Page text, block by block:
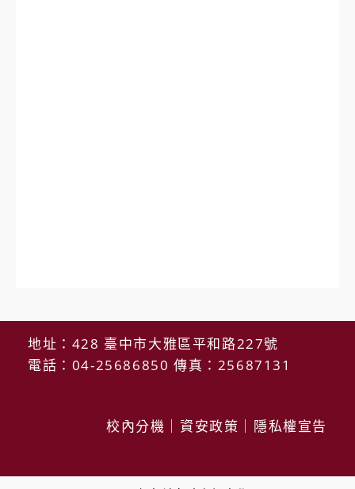
地址：428 臺中市大雅區平和路227號
電話：04-25686850 傳真：25687131
校內分機 資安政策 隱私權宣告